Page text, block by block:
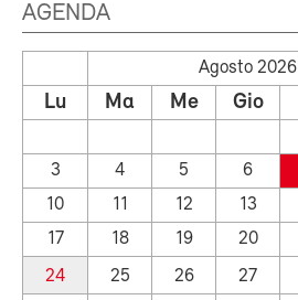
AGENDA
Agosto 2026
Lu Ma Me Gio
3
4 5 6
10
11 12 13
17
18 19 20
24
25 26 27